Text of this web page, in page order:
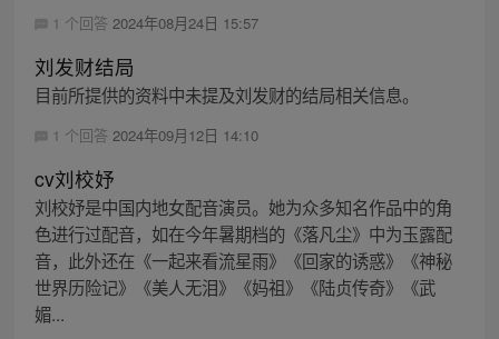
1 个回答 2024年08月24日 15:57
刘发财结局
目前所提供的资料中未提及刘发财的结局相关信息。
1 个回答 2024年09月12日 14:10
cv刘校妤
刘校妤是中国内地女配音演员。她为众多知名作品中的角
色进行过配音，如在今年暑期档的《落凡尘》中为玉露配
音，此外还在《一起来看流星雨》《回家的诱惑》《神秘
世界历险记》《美人无泪》《妈祖》《陆贞传奇》《武
媚...